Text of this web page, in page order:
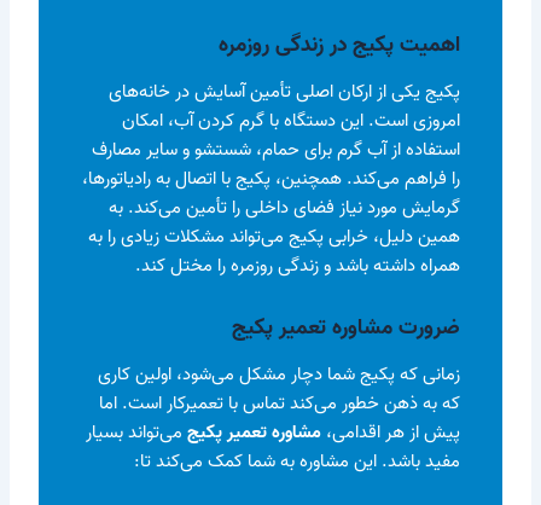
اهمیت پکیج در زندگی روزمره
پکیج یکی از ارکان اصلی تأمین آسایش در خانه‌های
امروزی است. این دستگاه با گرم کردن آب، امکان
استفاده از آب گرم برای حمام، شستشو و سایر مصارف
را فراهم می‌کند. همچنین، پکیج با اتصال به رادیاتورها،
گرمایش مورد نیاز فضای داخلی را تأمین می‌کند. به
همین دلیل، خرابی پکیج می‌تواند مشکلات زیادی را به
همراه داشته باشد و زندگی روزمره را مختل کند.
ضرورت مشاوره تعمیر پکیج
زمانی که پکیج شما دچار مشکل می‌شود، اولین کاری
که به ذهن خطور می‌کند تماس با تعمیرکار است. اما
پیش از هر اقدامی،مشاوره تعمیر پکیج می‌تواند بسیار
مفید باشد. این مشاوره به شما کمک می‌کند تا: